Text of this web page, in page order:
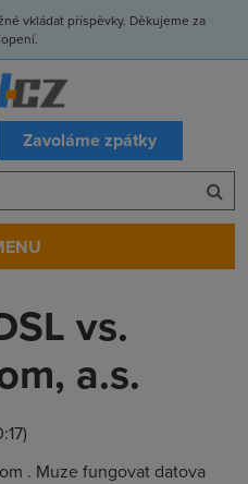
vkládat příspěvky. Děkujeme za
Zavoláme zpátky
vs.
a.s.
. Muze fungovat datova